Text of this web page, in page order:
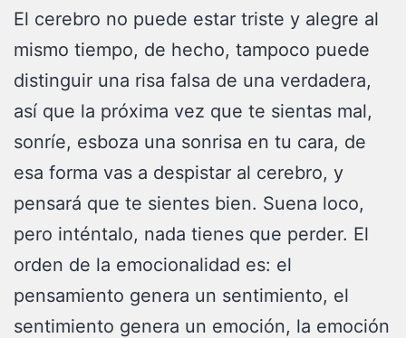
El cerebro no puede estar triste y alegre al
mismo tiempo, de hecho, tampoco puede
distinguir una risa falsa de una verdadera,
así que la próxima vez que te sientas mal,
sonríe, esboza una sonrisa en tu cara, de
esa forma vas a despistar al cerebro, y
pensará que te sientes bien. Suena loco,
pero inténtalo, nada tienes que perder. El
orden de la emocionalidad es: el
pensamiento genera un sentimiento, el
sentimiento genera un emoción, la emoción